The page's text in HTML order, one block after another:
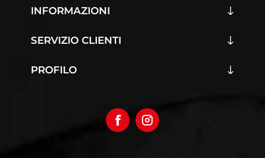
INFORMAZIONI
SERVIZIO CLIENTI
PROFILO